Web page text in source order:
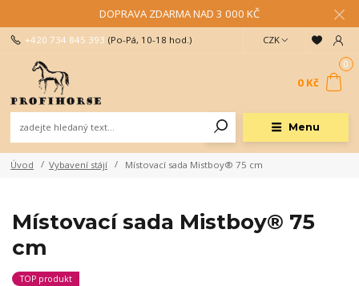
DOPRAVA ZDARMA NAD 3 000 KČ
Menu
CZK
+420 734 845 393 (Po-Pá, 10-18 hod.)
0
0 Kč
Úvod Vybavení stájí Místovací sada Mistboy® 75 cm
Místovací sada Mistboy® 75
cm
TOP produkt